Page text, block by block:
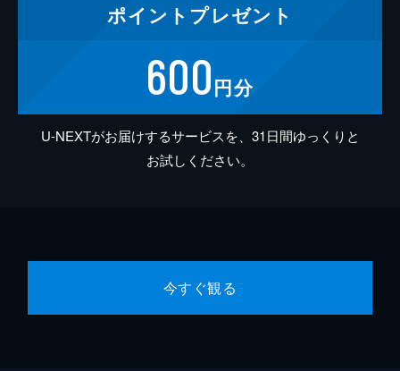
ポイント プレゼント
600円分
U-NEXTがお届けするサービスを、31日間ゆっくりと
お試しください。
今すぐ観る